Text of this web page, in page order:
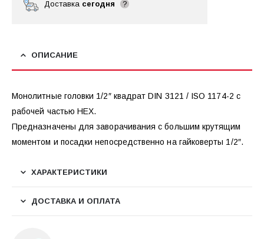
Доставка сегодня ?
ОПИСАНИЕ
Монолитные головки 1/2″ квадрат DIN 3121 / ISO 1174-2 с
рабочей частью HEX.
Предназначены для заворачивания с большим крутящим
моментом и посадки непосредственно на гайковерты 1/2″.
ХАРАКТЕРИСТИКИ
ДОСТАВКА И ОПЛАТА